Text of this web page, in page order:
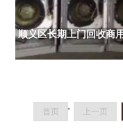
顺义区长期上门回收商
首页 ' 上一页